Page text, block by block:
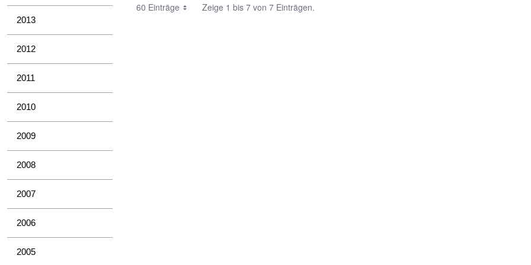
2013
2012
2011
2010
2009
2008
2007
2006
2005
60 Einträge Zeige 1 bis 7 von 7 Einträgen.